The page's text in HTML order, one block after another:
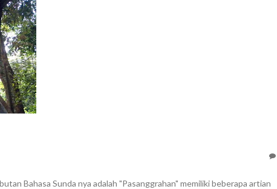
Bahasa Sunda nya adalah "Pasanggrahan" memiliki beberapa artian